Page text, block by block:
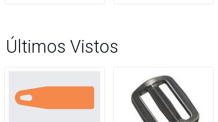
Últimos Vistos